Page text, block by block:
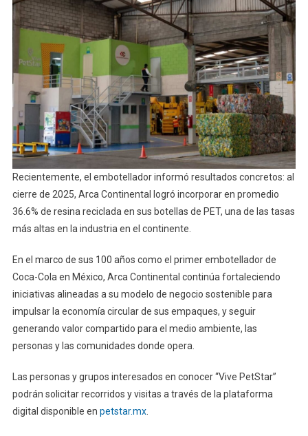
Recientemente, el embotellador informó resultados concretos: al
cierre de 2025, Arca Continental logró incorporar en promedio
36.6% de resina reciclada en sus botellas de PET, una de las tasas
más altas en la industria en el continente.
En el marco de sus 100 años como el primer embotellador de
Coca-Cola en México, Arca Continental continúa fortaleciendo
iniciativas alineadas a su modelo de negocio sostenible para
impulsar la economía circular de sus empaques, y seguir
generando valor compartido para el medio ambiente, las
personas y las comunidades donde opera.
Las personas y grupos interesados en conocer “Vive PetStar”
podrán solicitar recorridos y visitas a través de la plataforma
digital disponible en petstar.mx.